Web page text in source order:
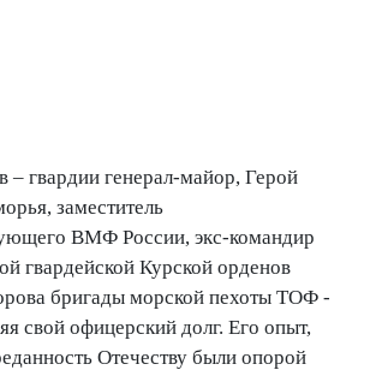
– гвардии генерал-майор, Герой
заместитель
ВМФ России, экс-командир
гвардейской Курской орденов
бригады морской пехоты ТОФ -
свой офицерский долг. Его опыт,
Отечеству были опорой